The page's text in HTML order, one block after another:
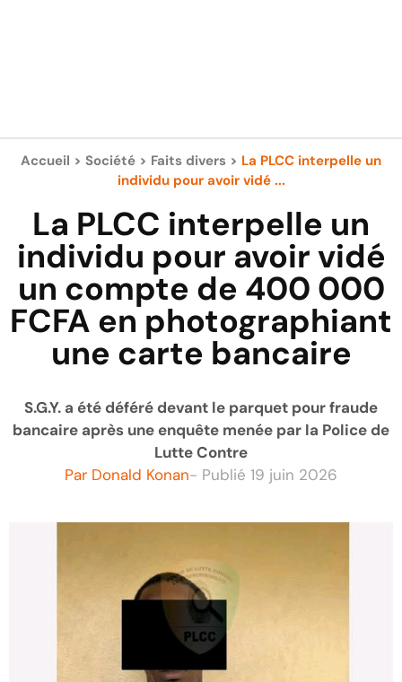
Accueil > Société > Faits divers > La PLCC interpelle un
individu pour avoir vidé ...
La PLCC interpelle un
individu pour avoir vidé
un compte de 400 000
FCFA en photographiant
une carte bancaire
S.G.Y. a été déféré devant le parquet pour fraude
bancaire après une enquête menée par la Police de
Lutte Contre
Par Donald Konan- Publié 19 juin 2026